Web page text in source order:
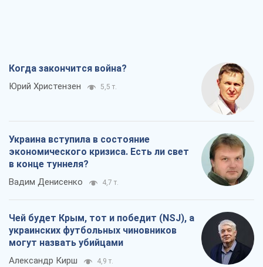
Когда закончится война?
Юрий Христензен 5,5 т.
Украина вступила в состояние
экономического кризиса. Есть ли свет
в конце туннеля?
Вадим Денисенко 4,7 т.
Чей будет Крым, тот и победит (NSJ), а
украинских футбольных чиновников
могут назвать убийцами
Александр Кирш 4,9 т.